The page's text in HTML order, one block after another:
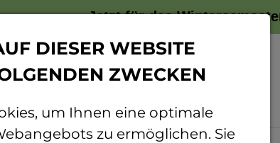
Jetzt für das
DIESER WEBSITE
ZWECKEN
um Ihnen eine optimale
zu ermöglichen. Sie